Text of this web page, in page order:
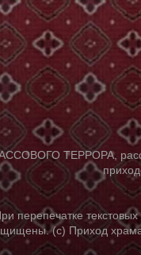
ТЕРРОРА,
перепечатке
(с) Приход